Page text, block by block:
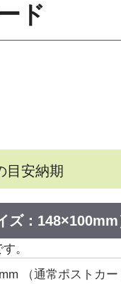
ド
目安納期
ズ：148×100mm
。
（通常ポストカー